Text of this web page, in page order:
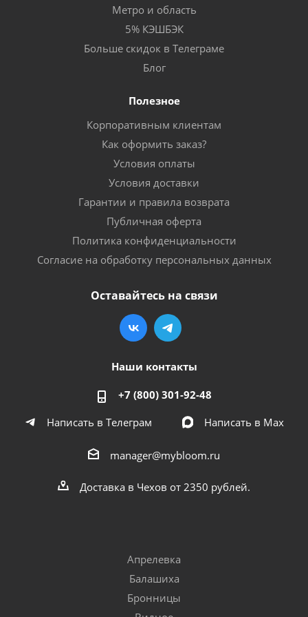
Метро и область
5% КЭШБЭК
Больше скидок в Телеграме
Блог
Полезное
Корпоративным клиентам
Как оформить заказ?
Условия оплаты
Условия доставки
Гарантии и правила возврата
Публичная оферта
Политика конфиденциальности
Согласие на обработку персональных данных
Оставайтесь на связи
Наши контакты
+7 (800) 301-92-48
Написать в Телеграм
Написать в Мах
manager@mybloom.ru
Доставка в Чехов от 2350 рублей.
Апрелевка
Балашиха
Бронницы